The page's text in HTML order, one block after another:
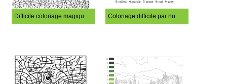
Difficile coloriage magique de poulet Coloriage difficile par numéro